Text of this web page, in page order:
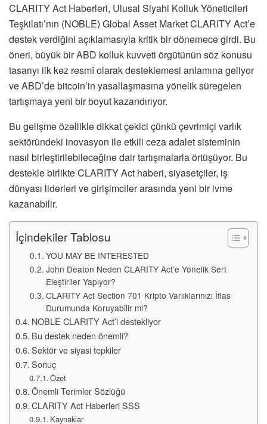
CLARITY Act Haberleri, Ulusal Siyahi Kolluk Yöneticileri
Teşkilatı’nın (NOBLE) Global Asset Market CLARITY Act’e
destek verdiğini açıklamasıyla kritik bir dönemece girdi. Bu
öneri, büyük bir ABD kolluk kuvveti örgütünün söz konusu
tasarıyı ilk kez resmî olarak desteklemesi anlamına geliyor
ve ABD’de bitcoin’in yasallaşmasına yönelik süregelen
tartışmaya yeni bir boyut kazandırıyor.
Bu gelişme özellikle dikkat çekici çünkü çevrimiçi varlık
sektöründeki inovasyon ile etkili ceza adalet sisteminin
nasıl birleştirilebileceğine dair tartışmalarla örtüşüyor. Bu
destekle birlikte CLARITY Act haberi, siyasetçiler, iş
dünyası liderleri ve girişimciler arasında yeni bir ivme
kazanabilir.
İçindekiler Tablosu
YOU MAY BE INTERESTED
John Deaton Neden CLARITY Act’e Yönelik Sert
Eleştiriler Yapıyor?
CLARITY Act Section 701 Kripto Varlıklarınızı İflas
Durumunda Koruyabilir mi?
NOBLE CLARITY Act’i destekliyor
Bu destek neden önemli?
Sektör ve siyasi tepkiler
Sonuç
Özet
Önemli Terimler Sözlüğü
CLARITY Act Haberleri SSS
Kaynaklar